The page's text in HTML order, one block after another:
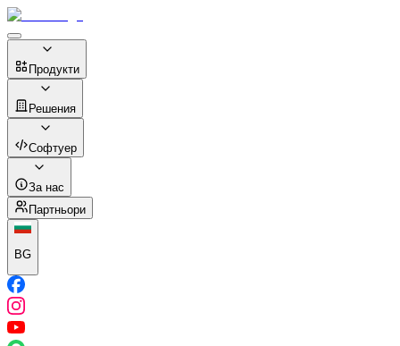
Продукти
Решения
Софтуер
За нас
Партньори
BG